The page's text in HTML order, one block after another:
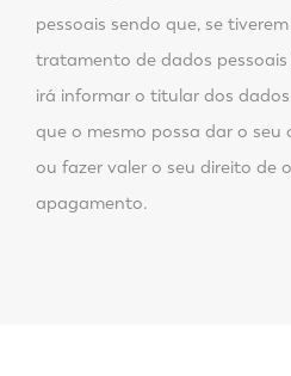
pessoais sendo que, se
tratamento de dados pessoais
irá informar o titular dos
que o mesmo possa dar o seu
ou fazer valer o seu direito de
apagamento.